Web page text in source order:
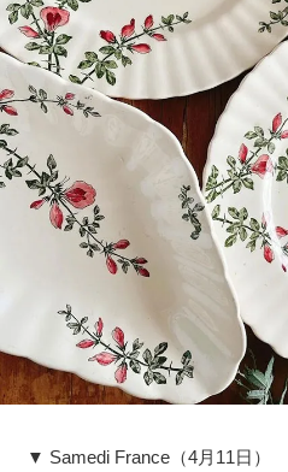
▼ Samedi France（4月11日）